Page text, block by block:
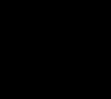
и оплатил.